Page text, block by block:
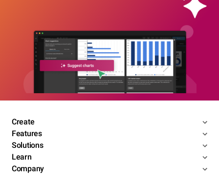
Create
Features
Solutions
Learn
Company